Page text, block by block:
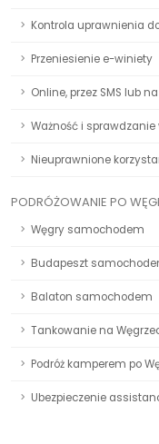
Kontrola uprawnienia
Przeniesienie e-winiety
Online, przez SMS lub
Ważność i
Nieuprawnione
PODRÓŻOWANIE PO
Węgry samochodem
Budapeszt
Balaton samochodem
Tankowanie na
Podróż kamperem po
Ubezpieczenie